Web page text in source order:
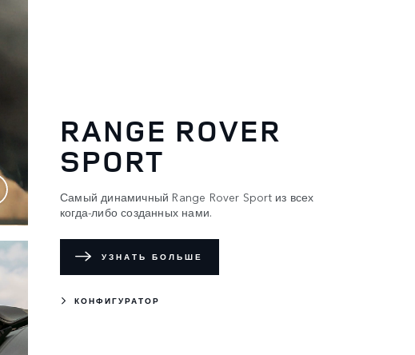
RANGE ROVER
SPORT
Самый динамичный Range Rover Sport из всех
когда-либо созданных нами.
УЗНАТЬ БОЛЬШЕ
КОНФИГУРАТОР